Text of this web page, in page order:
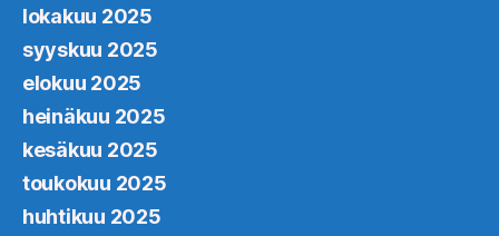
lokakuu 2025
syyskuu 2025
elokuu 2025
heinäkuu 2025
kesäkuu 2025
toukokuu 2025
huhtikuu 2025